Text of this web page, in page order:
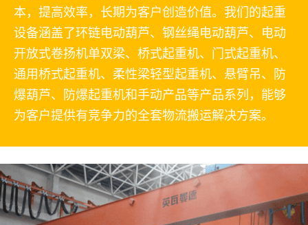
本，提高效率，长期为客户创造价值。我们的起重
设备涵盖了环链电动葫芦、钢丝绳电动葫芦、电动
开放式卷扬机单双梁、桥式起重机、门式起重机、
通用桥式起重机、柔性梁轻型起重机、悬臂吊、防
爆葫芦、防爆起重机和手动产品等产品系列，能够
为客户提供有竞争力的全套物流搬运解决方案。